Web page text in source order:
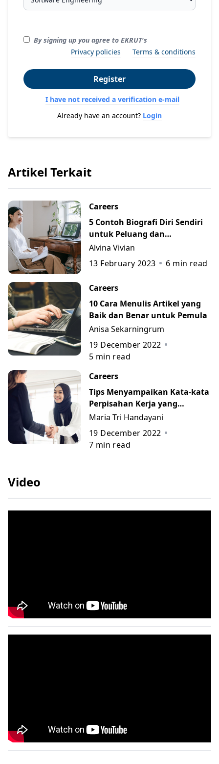
By signing up you agree to EKRUT's
Privacy policies
Terms & conditions
Register
I have not received a verification e-mail
Already have an account? Login
Artikel Terkait
Careers
5 Contoh Biografi Diri Sendiri
untuk Peluang dan
Perkembangan Karier
Alvina Vivian
13 February 2023
6 min read
Careers
10 Cara Menulis Artikel yang
Baik dan Benar untuk Pemula
Anisa Sekarningrum
19 December 2022
5 min read
Careers
Tips Menyampaikan Kata-kata
Perpisahan Kerja yang
Berkesan beserta Contohnya
Maria Tri Handayani
19 December 2022
7 min read
Video